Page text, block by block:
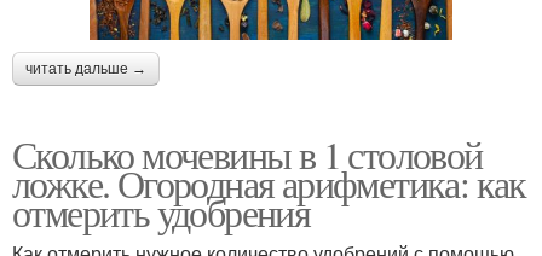
читать дальше →
Сколько мочевины в 1 столовой
ложке. Огородная арифметика: как
отмерить удобрения